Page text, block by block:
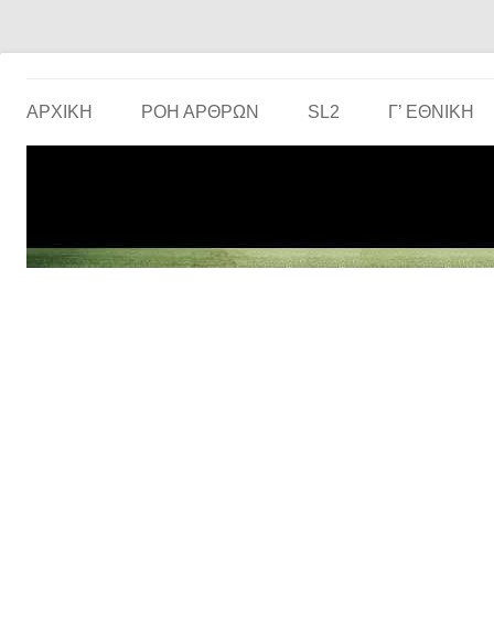
ΑΡΧΙΚΗ ΡΟΗ ΑΡΘΡΩΝ SL2 Γ’ ΕΘΝΙΚΉ